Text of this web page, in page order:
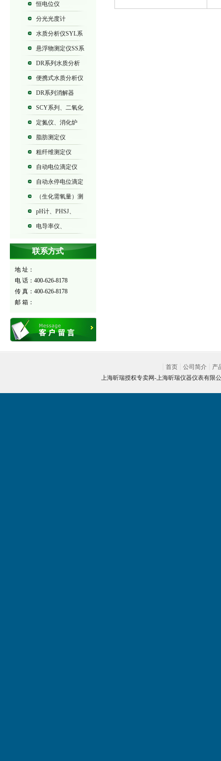
恒电位仪
分光光度计
水质分析仪SYL系
列、SD90系列
悬浮物测定仪SS系
DR系列水质分析
便携式水质分析仪
DR系列消解器
SCY系列、二氧化
碳气体测定仪
定氮仪、消化炉
脂肪测定仪
粗纤维测定仪
自动电位滴定仪
ZDJ系列自动永停电位滴定
仪ZDY系列（生化需氧量）测
定仪BOD-573
pH计、PHSJ、
PHS、PHB系列
电导率仪、
联系方式
地 址：
电 话：400-626-8178
传 真：400-626-8178
邮 箱：
首页 公司简介
产
上海昕瑞授权专卖网-上海昕瑞仪器仪表有限